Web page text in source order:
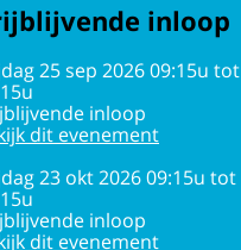
inloop
25 sep 2026 09:15u tot
inloop
dit evenement
23 okt 2026 09:15u tot
inloop
dit evenement